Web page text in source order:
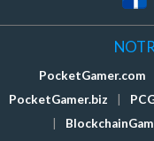
PocketGamer.com
PocketGamer.biz